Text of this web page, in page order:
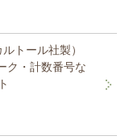
トール社製）
ク・計数番号な